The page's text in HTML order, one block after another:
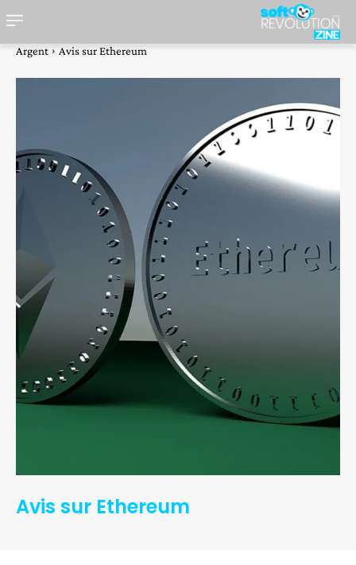
Argent Avis sur Ethereum
Avis sur Ethereum